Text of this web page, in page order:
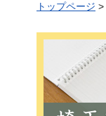
トップページ >